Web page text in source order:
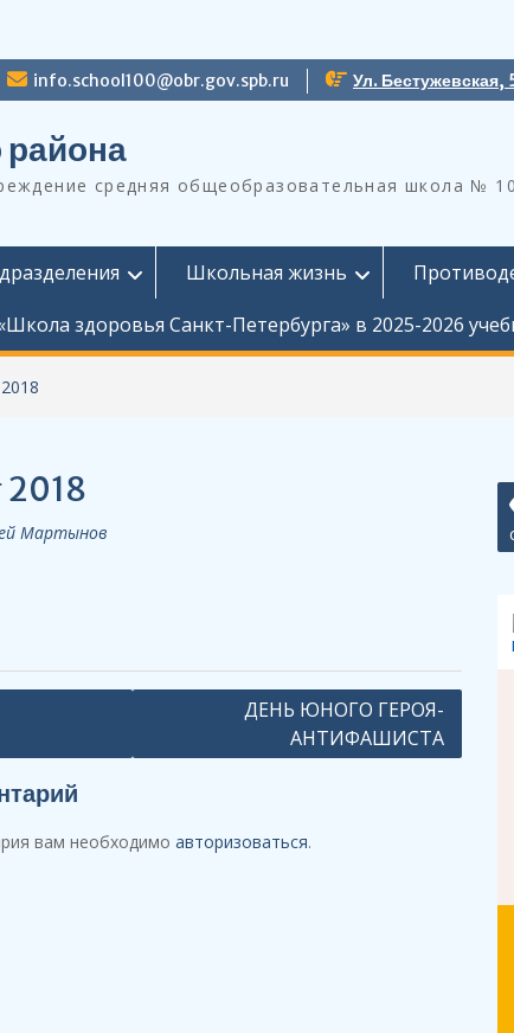
info.school100@obr.gov.spb.ru Ул. Бестужевская,
средняя общеобразовательная школа №
Школьная жизнь
здоровья Санкт-Петербурга» в 2025-2026
2018
Мартынов
ДЕНЬ ЮНОГО ГЕРОЯ-
АНТИФАШИСТА
вам необходимо авторизоваться.